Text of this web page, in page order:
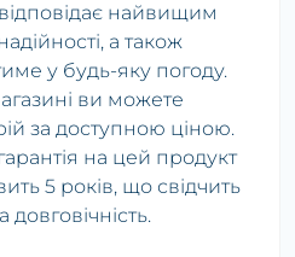
найвищим
а також
у будь-яку погоду.
ви можете
за доступною ціною.
на цей продукт
5 років, що свідчить
довговічність.